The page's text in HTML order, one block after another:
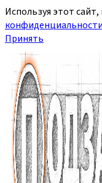
Используя этот
конфиденциальности
Принять